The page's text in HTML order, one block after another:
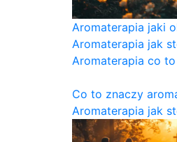
Aromaterapia jaki
Aromaterapia jak
Aromaterapia co
Co to znaczy
Aromaterapia jak